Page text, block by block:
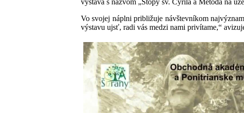
Vo svojej náplni približuje návštevníkom
výstavu ujsť, radi vás medzi nami privítame,“